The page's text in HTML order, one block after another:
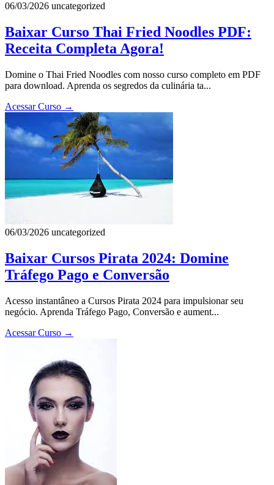
06/03/2026 uncategorized
Baixar Curso Thai Fried Noodles PDF:
Receita Completa Agora!
Domine o Thai Fried Noodles com nosso curso completo em PDF
para download. Aprenda os segredos da culinária ta...
Acessar Curso →
06/03/2026 uncategorized
Baixar Cursos Pirata 2024: Domine
Tráfego Pago e Conversão
Acesso instantâneo a Cursos Pirata 2024 para impulsionar seu
negócio. Aprenda Tráfego Pago, Conversão e aument...
Acessar Curso →